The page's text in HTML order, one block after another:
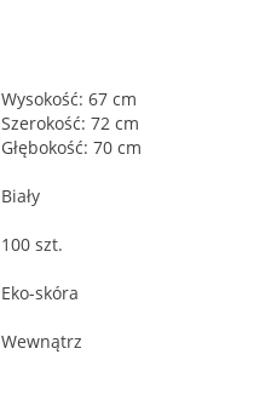
Wysokość: 67 cm
Szerokość: 72 cm
Głębokość: 70 cm
Biały
100 szt.
Eko-skóra
Wewnątrz